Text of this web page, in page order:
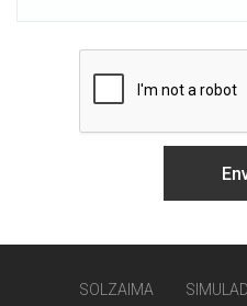
SOLZAIMA